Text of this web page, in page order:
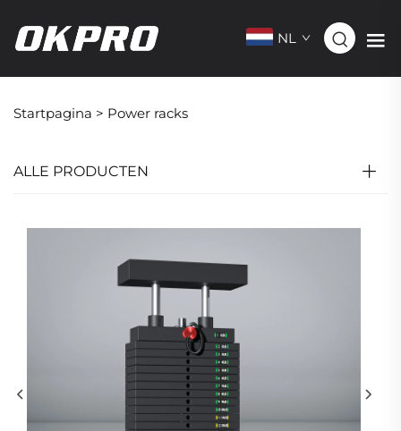
NL
Startpagina > Power racks
ALLE PRODUCTEN